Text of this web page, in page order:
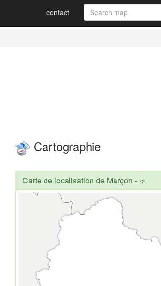
contact
Cartographie
Carte de localisation de Marçon - 72